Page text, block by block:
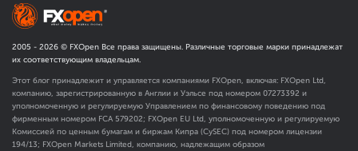
2005 - 2026 © FXOpen Все права защищены. Различные торговые марки принадлежат
их соответствующим владельцам.
Этот блог принадлежит и управляется компаниями FXOpen, включая: FXOpen Ltd,
компанию, зарегистрированную в Англии и Уэльсе под номером 07273392 и
уполномоченную и регулируемую Управлением по финансовому поведению под
фирменным номером FCA 579202; FXOpen EU Ltd, уполномоченную и регулируемую
Комиссией по ценным бумагам и биржам Кипра (CySEC) под номером лицензии
194/13; FXOpen Markets Limited, компанию, надлежащим образом